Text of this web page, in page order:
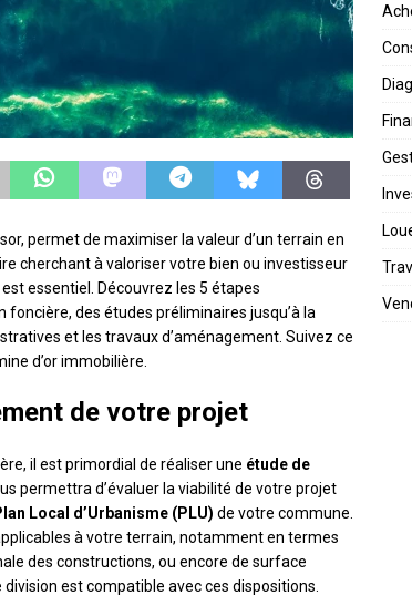
permet de maximiser la valeur d’un terrain en
cherchant à valoriser votre bien ou investisseur
essentiel. Découvrez les 5 étapes
des études préliminaires jusqu’à la
et les travaux d’aménagement. Suivez ce
d’or immobilière.
de votre projet
il est primordial de réaliser une étude de
permettra d’évaluer la viabilité de votre projet
Local d’Urbanisme (PLU) de votre commune.
à votre terrain, notamment en termes
des constructions, ou encore de surface
est compatible avec ces dispositions.